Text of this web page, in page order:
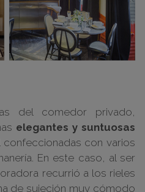
del comedor privado,
elegantes y suntuosas
confeccionadas con varios
En este caso, al ser
recurrió a los rieles
de sujeción muy cómodo